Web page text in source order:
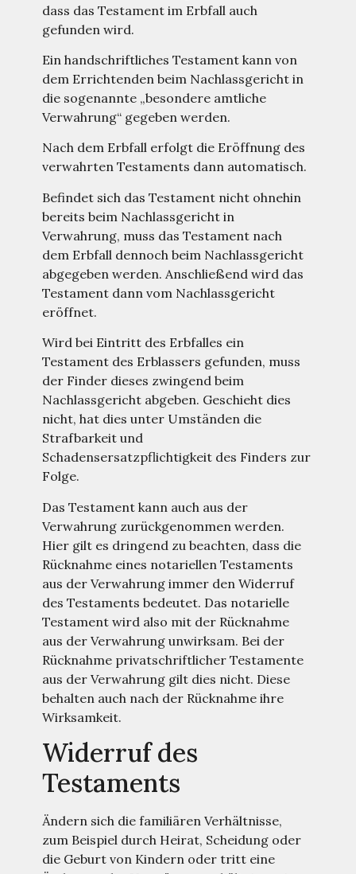
dass das Testament im Erbfall auch
gefunden wird.
Ein handschriftliches Testament kann von
dem Errichtenden beim Nachlassgericht in
die sogenannte „besondere amtliche
Verwahrung“ gegeben werden.
Nach dem Erbfall erfolgt die Eröffnung des
verwahrten Testaments dann automatisch.
Befindet sich das Testament nicht ohnehin
bereits beim Nachlassgericht in
Verwahrung, muss das Testament nach
dem Erbfall dennoch beim Nachlassgericht
abgegeben werden. Anschließend wird das
Testament dann vom Nachlassgericht
eröffnet.
Wird bei Eintritt des Erbfalles ein
Testament des Erblassers gefunden, muss
der Finder dieses zwingend beim
Nachlassgericht abgeben. Geschieht dies
nicht, hat dies unter Umständen die
Strafbarkeit und
Schadensersatzpflichtigkeit des Finders zur
Folge.
Das Testament kann auch aus der
Verwahrung zurückgenommen werden.
Hier gilt es dringend zu beachten, dass die
Rücknahme eines notariellen Testaments
aus der Verwahrung immer den Widerruf
des Testaments bedeutet. Das notarielle
Testament wird also mit der Rücknahme
aus der Verwahrung unwirksam. Bei der
Rücknahme privatschriftlicher Testamente
aus der Verwahrung gilt dies nicht. Diese
behalten auch nach der Rücknahme ihre
Wirksamkeit.
Widerruf des
Testaments
Ändern sich die familiären Verhältnisse,
zum Beispiel durch Heirat, Scheidung oder
die Geburt von Kindern oder tritt eine